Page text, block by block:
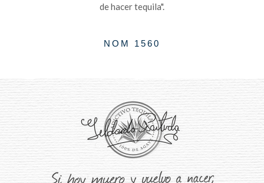
de hacer tequila".
NOM 1560